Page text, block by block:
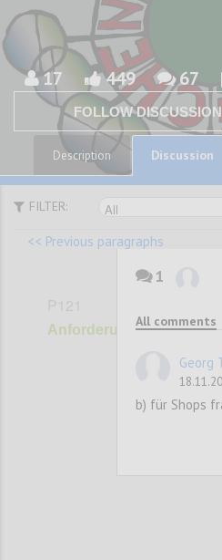
17 449 67
FOLLOW DISCUSSION
Description Discussion
FILTER:
<< Previous paragraphs
Anforderungen Shops
1
All comments
Georg
b) für Shops